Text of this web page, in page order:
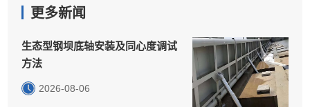
更多新闻
生态型钢坝底轴安装及同心度调试
方法
2026-08-06